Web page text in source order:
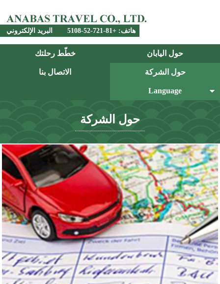
هاتف: +81-721-52-5108 البريد الإلكتروني
حول اليابان خطّط رحلتك
حول الشركة الاتصال بنا
Language
حول الشركة